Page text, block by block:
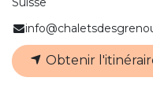
Obtenir